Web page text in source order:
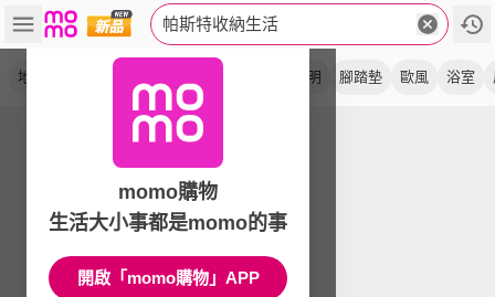
帕斯特收納生活
地墊 透明 腳踏墊 歐風 浴室
momo購物
生活大小事都是momo的事
開啟「momo購物」APP